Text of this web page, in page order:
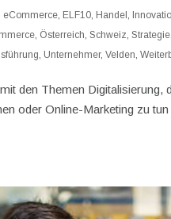
eCommerce ELF10 Handel
Österreich ,Schweiz ,Strategie
Unternehmer,Velden ,
den Themen Digitalisierung,
oder Online-Marketing zu